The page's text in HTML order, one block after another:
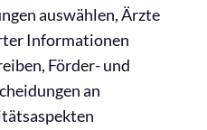
auswählen, Ärzte
Informationen
Förder- und
an